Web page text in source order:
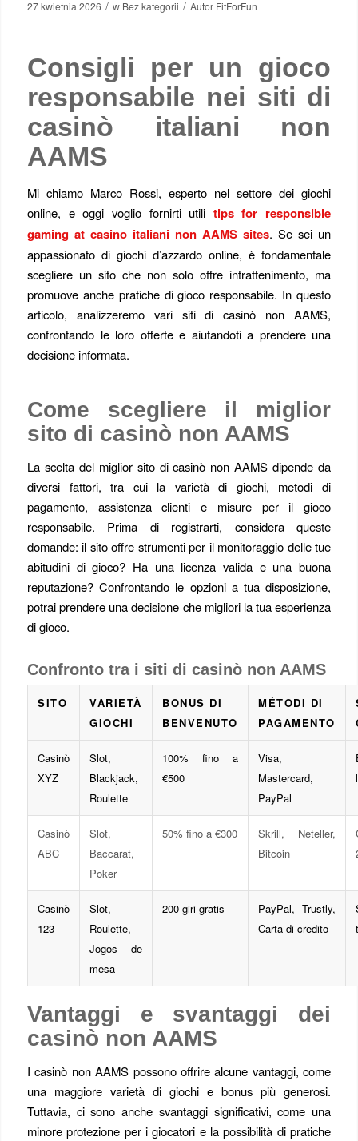
27 kwietnia 2026 / w Bez kategorii / Autor FitForFun
Consigli per un gioco
responsabile nei siti di
casinò italiani non
AAMS
Mi chiamo Marco Rossi, esperto nel settore dei giochi
online, e oggi voglio fornirti utili tips for responsible
gaming at casino italiani non AAMS sites. Se sei un
appassionato di giochi d’azzardo online, è fondamentale
scegliere un sito che non solo offre intrattenimento, ma
promuove anche pratiche di gioco responsabile. In questo
articolo, analizzeremo vari siti di casinò non AAMS,
confrontando le loro offerte e aiutandoti a prendere una
decisione informata.
Come scegliere il miglior
sito di casinò non AAMS
La scelta del miglior sito di casinò non AAMS dipende da
diversi fattori, tra cui la varietà di giochi, metodi di
pagamento, assistenza clienti e misure per il gioco
responsabile. Prima di registrarti, considera queste
domande: il sito offre strumenti per il monitoraggio delle tue
abitudini di gioco? Ha una licenza valida e una buona
reputazione? Confrontando le opzioni a tua disposizione,
potrai prendere una decisione che migliori la tua esperienza
di gioco.
Confronto tra i siti di casinò non AAMS
SITO
VARIETÀ
GIOCHI
BONUS DI
BENVENUTO
MÉTODI DI
PAGAMENTO
Casinò
XYZ
Slot,
Blackjack,
Roulette
100% fino a
€500
Visa,
Mastercard,
PayPal
Casinò
ABC
Slot,
Baccarat,
Poker
50% fino a €300
Skrill, Neteller,
Bitcoin
Casinò
123
Slot,
Roulette,
Jogos de
mesa
200 giri gratis
PayPal, Trustly,
Carta di credito
Vantaggi e svantaggi dei
casinò non AAMS
I casinò non AAMS possono offrire alcune vantaggi, come
una maggiore varietà di giochi e bonus più generosi.
Tuttavia, ci sono anche svantaggi significativi, come una
minore protezione per i giocatori e la possibilità di pratiche